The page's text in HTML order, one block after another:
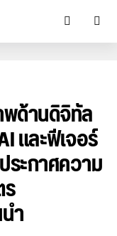
พด้านดิจิทัล
และฟีเจอร์
ะกาศความ
ำ